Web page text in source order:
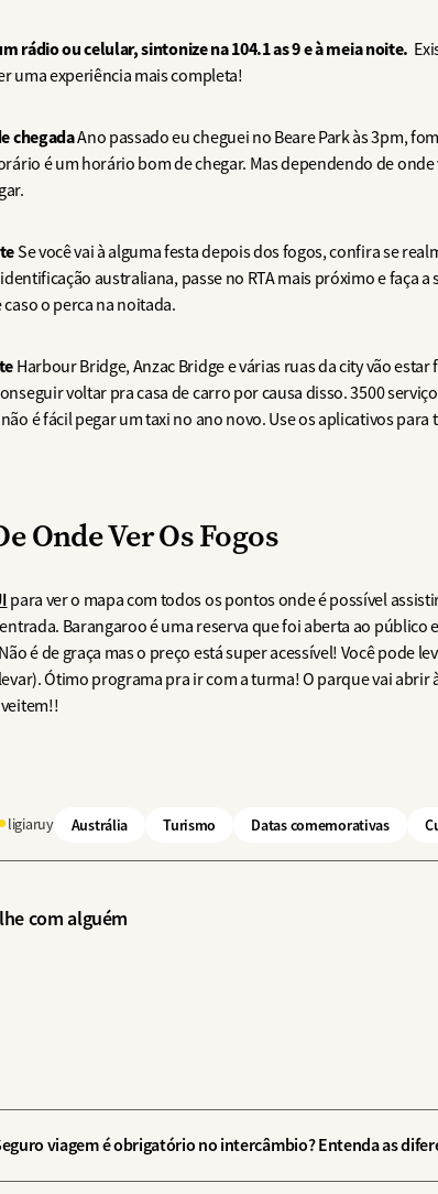
rádio ou celular, sintonize na 104.1 as 9 e à meia noite.
uma experiência mais completa!
chegadaAno passado eu cheguei no Beare Park às 3pm,
é um horário bom de chegar. Mas dependendo de
Se você vai à alguma festa depois dos fogos, confira se
australiana, passe no RTA mais próximo e faça
o perca na noitada.
Harbour Bridge, Anzac Bridge e várias ruas da city vão
voltar pra casa de carro por causa disso. 3500
é fácil pegar um taxi no ano novo. Use os aplicativos
Onde Ver Os Fogos
para ver o mapa com todos os pontos onde é possível
Barangaroo é uma reserva que foi aberta ao
é de graça mas o preço está super acessível! Você pode
Ótimo programa pra ir com a turma! O parque vai
ligiaruy Austrália Turismo Datas comemorativas
com alguém
viagem é obrigatório no intercâmbio? Entenda as